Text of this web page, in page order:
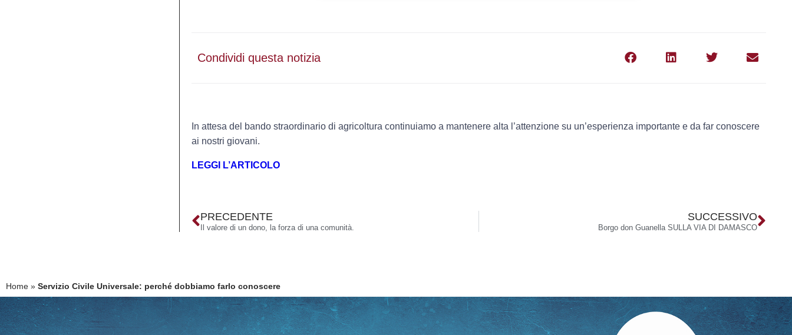
Condividi questa notizia
In attesa del bando straordinario di agricoltura continuiamo a mantenere alta l’attenzione su un’esperienza importante e da far conoscere
ai nostri giovani.
LEGGI L’ARTICOLO
PRECEDENTE
Il valore di un dono, la forza di una comunità.
SUCCESSIVO
Borgo don Guanella SULLA VIA DI DAMASCO
Home » Servizio Civile Universale: perché dobbiamo farlo conoscere